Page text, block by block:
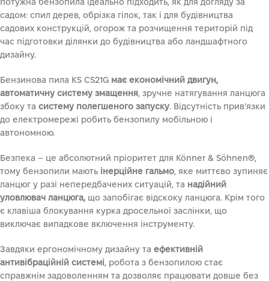
садом: спил дерев, обрізка гілок, так і для будівництва
садових конструкцій, огорож та розчищення територій під
час підготовки ділянки до будівництва або ландшафтного
дизайну.
Бензинова пила KS CS21G має економічний двигун,
автоматичну систему змащення, зручне натягування ланцюга
збоку та систему полегшеного запуску. Відсутність прив’язки
до електромережі робить бензопилу мобільною і
автономною.
Безпека – це абсолютний пріоритет для Könner & Söhnen®,
тому бензопили мають інерційне гальмо, яке миттєво зупиняє
ланцюг у разі непередбачених ситуацій, та надійний
уловлювач ланцюга, що запобігає відскоку ланцюга. Крім того
є клавіша блокування курка дросельної заслінки, що
виключає випадкове включення інструменту.
Завдяки ергономічному дизайну та ефективній
антивібраційній системі, робота з бензопилою стає
справжнім задоволенням та дозволяє працювати довше без